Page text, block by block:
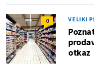
0 VELIKI
otkaz